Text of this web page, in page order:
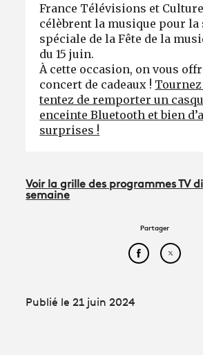
France Télévisions et
célèbrent la musique pour la
spéciale de la Fête de la
du 15 juin.
À cette occasion, on vous
concert de cadeaux !
tentez de remporter un
enceinte Bluetooth et bien
surprises !
Voir la grille des programmes TV
semaine
Partager
Partager
Publié le 21 juin 2024